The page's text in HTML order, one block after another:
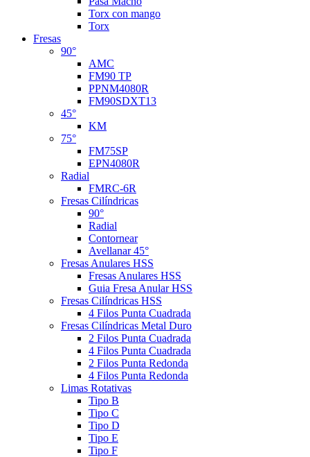
Torx con mango
Torx
Fresas
90°
AMC
FM90 TP
PPNM4080R
FM90SDXT13
45°
KM
75°
FM75SP
EPN4080R
Radial
FMRC-6R
Fresas Cilíndricas
90°
Radial
Contornear
Avellanar 45°
Fresas Anulares HSS
Fresas Anulares HSS
Guia Fresa Anular HSS
Fresas Cilíndricas HSS
4 Filos Punta Cuadrada
Fresas Cilíndricas Metal Duro
2 Filos Punta Cuadrada
4 Filos Punta Cuadrada
2 Filos Punta Redonda
4 Filos Punta Redonda
Limas Rotativas
Tipo B
Tipo C
Tipo D
Tipo E
Tipo F